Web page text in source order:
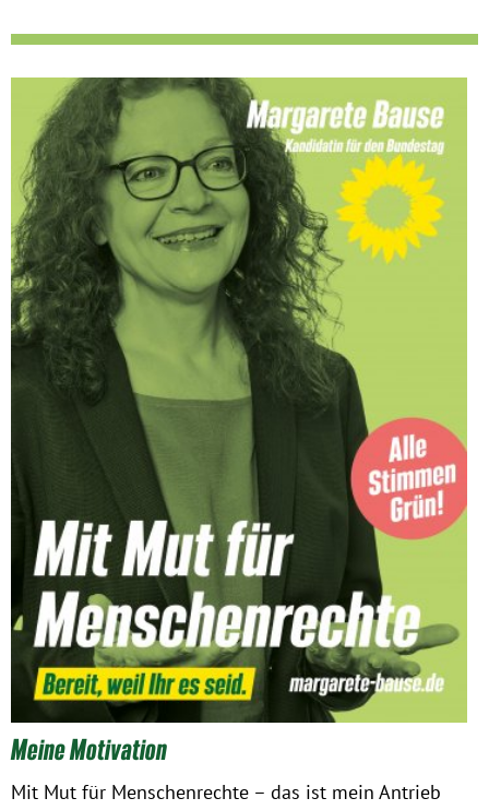
Meine Motivation
Mit Mut für Menschenrechte – das ist mein Antrieb